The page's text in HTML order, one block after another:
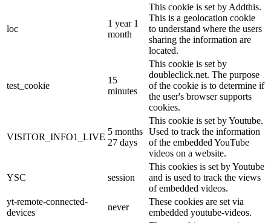
loc
1 year 1
month
This cookie is set by Addthis.
This is a geolocation cookie
to understand where the users
sharing the information are
located.
test_cookie
15
minutes
This cookie is set by
doubleclick.net. The purpose
of the cookie is to determine if
the user's browser supports
cookies.
VISITOR_INFO1_LIVE
5 months
27 days
This cookie is set by Youtube.
Used to track the information
of the embedded YouTube
videos on a website.
YSC session
This cookies is set by Youtube
and is used to track the views
of embedded videos.
yt-remote-connected-
devices
never
These cookies are set via
embedded youtube-videos.